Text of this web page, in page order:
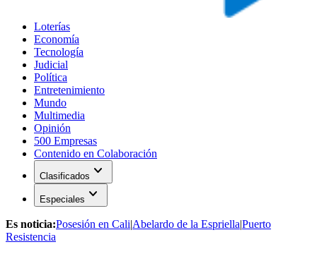
Loterías
Economía
Tecnología
Judicial
Política
Entretenimiento
Mundo
Multimedia
Opinión
500 Empresas
Contenido en Colaboración
Clasificados expand_more
Especiales expand_more
Es noticia:Posesión en Cali|Abelardo de la Espriella|Puerto
Resistencia